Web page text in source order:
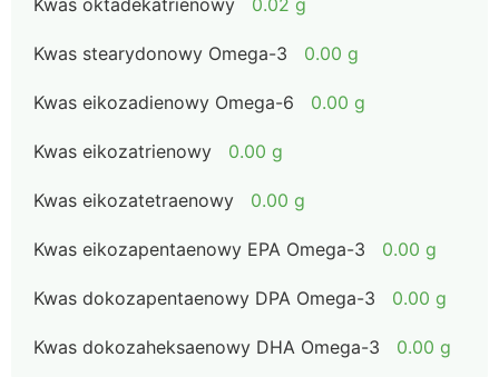
Kwas oktadekatrienowy 0.02 g
Kwas stearydonowy Omega-3 0.00 g
Kwas eikozadienowy Omega-6 0.00 g
Kwas eikozatrienowy 0.00 g
Kwas eikozatetraenowy 0.00 g
Kwas eikozapentaenowy EPA Omega-3 0.00 g
Kwas dokozapentaenowy DPA Omega-3 0.00 g
Kwas dokozaheksaenowy DHA Omega-3 0.00 g